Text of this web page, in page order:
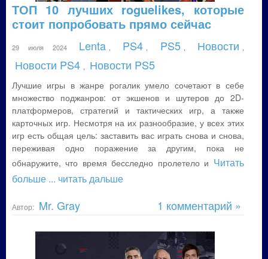
ТОП 10 лучших roguelikes, которые
стоит попробовать прямо сейчас
29 июля 2024 Lenta PS4 PS5 Новости
Новости PS4 Новости PS5
Лучшие игры в жанре рогалик умело сочетают в себе
множество поджанров: от экшенов и шутеров до 2D-
платформеров, стратегий и тактических игр, а также
карточных игр. Несмотря на их разнообразие, у всех этих
игр есть общая цель: заставить вас играть снова и снова,
переживая одно поражение за другим, пока не
обнаружите, что время бесследно пролетело и Читать
больше ... читать дальше
Автор: Mr. Gray 1 комментарий »